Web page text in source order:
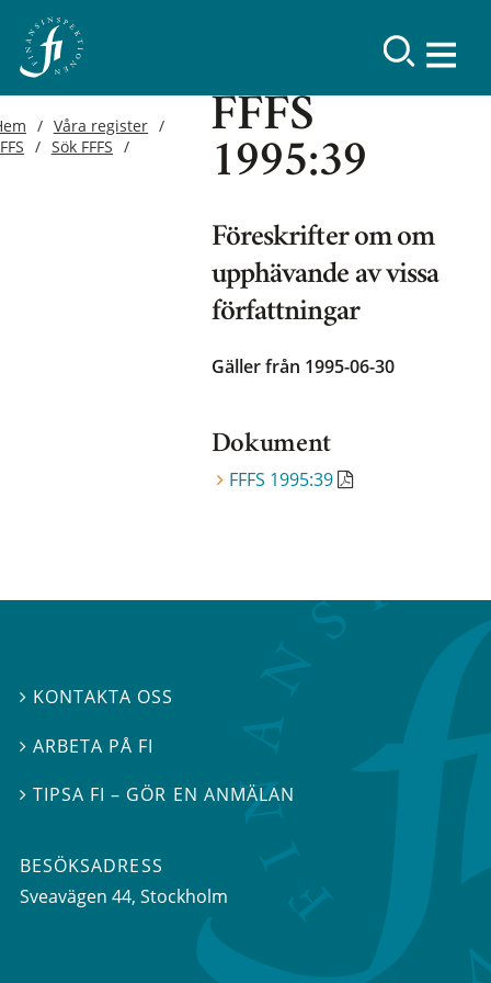
Våra register
Sök FFFS
FFFS
1995:39
Föreskrifter om om
upphävande av vissa
författningar
Gäller från 1995-06-30
Dokument
FFFS 1995:39
 KONTAKTA OSS
 ARBETA PÅ FI
TIPSA FI – GÖR EN ANMÄLAN
BESÖKSADRESS
Sveavägen 44, Stockholm